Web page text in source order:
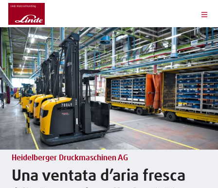
Heidelberger Druckmaschinen AG
Una ventata d’aria fresca